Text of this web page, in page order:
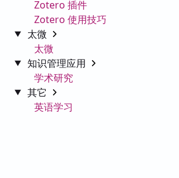
Zotero 插件
Zotero 使用技巧
太微
太微
知识管理应用
学术研究
其它
英语学习